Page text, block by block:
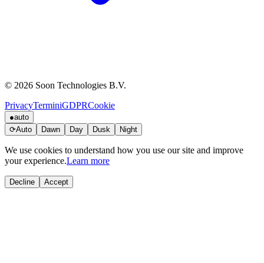
© 2026 Soon Technologies B.V.
PrivacyTerminiGDPRCookie
●auto
⟳Auto Dawn Day Dusk Night
We use cookies to understand how you use our site and improve
your experience.Learn more
Decline Accept